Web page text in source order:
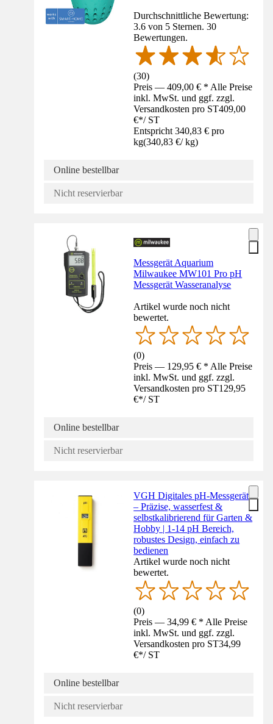
Durchschnittliche Bewertung:
3.6 von 5 Sternen. 30
Bewertungen.
(30)
Preis — 409,00 € * Alle Preise
inkl. MwSt. und ggf. zzgl.
Versandkosten pro ST409,00
€*/ ST
Entspricht 340,83 € pro
kg(340,83 €/ kg)
Online bestellbar
Nicht reservierbar
Messgerät Aquarium
Milwaukee MW101 Pro pH
Messgerät Wasseranalyse
Artikel wurde noch nicht
bewertet.
(0)
Preis — 129,95 € * Alle Preise
inkl. MwSt. und ggf. zzgl.
Versandkosten pro ST129,95
€*/ ST
Online bestellbar
Nicht reservierbar
VGH Digitales pH-Messgerät
– Präzise, wasserfest &
selbstkalibrierend für Garten &
Hobby | 1-14 pH Bereich,
robustes Design, einfach zu
bedienen
Artikel wurde noch nicht
bewertet.
(0)
Preis — 34,99 € * Alle Preise
inkl. MwSt. und ggf. zzgl.
Versandkosten pro ST34,99
€*/ ST
Online bestellbar
Nicht reservierbar